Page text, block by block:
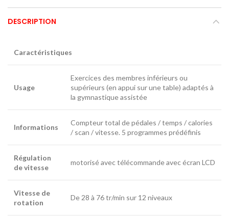
DESCRIPTION
Caractéristiques
Usage
Exercices des membres inférieurs ou
supérieurs (en appui sur une table) adaptés à
la gymnastique assistée
Informations
Compteur total de pédales / temps / calories
/ scan / vitesse. 5 programmes prédéfinis
Régulation
de vitesse
motorisé avec télécommande avec écran LCD
Vitesse de
rotation
De 28 à 76 tr/min sur 12 niveaux